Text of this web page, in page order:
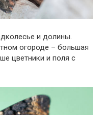
и долины.
огороде – большая
цветники и поля с